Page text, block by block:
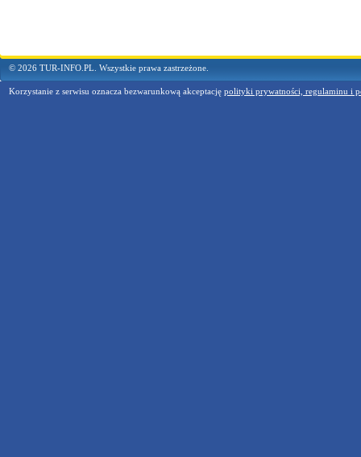
© 2026 TUR-INFO.PL. Wszystkie prawa zastrzeżone.
Korzystanie z serwisu oznacza bezwarunkową akceptację polityki prywatności, regulaminu i